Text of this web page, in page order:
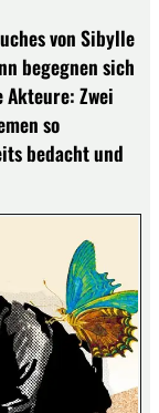
von Sibylle
begegnen sich
Zwei
so
bedacht und